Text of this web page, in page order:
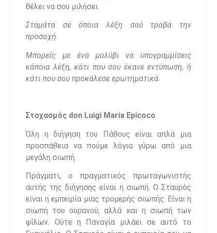
θέλει να σου μιλήσει.
Σταμάτα σε όποια λέξη σού τραβά την
προσοχή.
Μπορείς με ένα μολύβι να υπογραμμίσεις
κάποια λέξη, κάτι που σου έκανε εντύπωση, ή
κάτι που σου προκάλεσε ερωτηματικά.
Στοχασμός don Luigi Maria Epicoco
Όλη η διήγηση του Πάθους είναι απλά μια
προσπάθεια να πούμε λόγια γύρω από μια
μεγάλη σιωπή.
Πράγματι, ο πραγματικός πρωταγωνιστής
αυτής της διήγησης είναι η σιωπή. Ο Σταυρός
είναι η εμπειρία μιας τρομερής σιωπής. Είναι η
σιωπή του ουρανού, αλλά και η σιωπή των
φίλων. Ούτε η Παναγία μιλάει σε αυτό το